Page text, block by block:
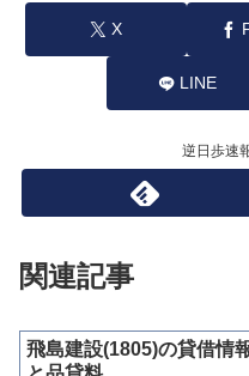
X
LINE
逆日歩速
関連記事
飛島建設(1805)の貸借情